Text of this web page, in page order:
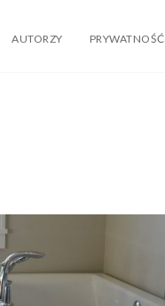
AUTORZY PRYWATNOŚĆ